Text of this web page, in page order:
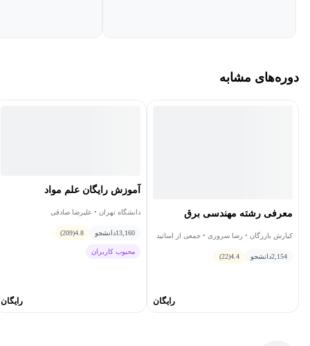
دوره‌های مشابه
معرفی رشته مهندسی برق
کیارش بازرگان • رضا سروری • جمعی از اساتید
مصطفی فتحی
2,154دانشجو 4.4
(22)
رایگان
آموزش رایگان علم مواد
دانشگاه تهران • علیرضا صادقی
13,160دانشجو 4.8
(209)
محبوب کاربران
رایگان